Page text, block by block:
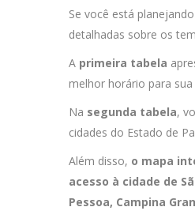
Se você está
detalhadas sobre os
A primeira tabela
melhor horário para sua
Na segunda tabela,
cidades do Estado de
Além disso, o mapa
acesso à cidade de
Pessoa, Campina